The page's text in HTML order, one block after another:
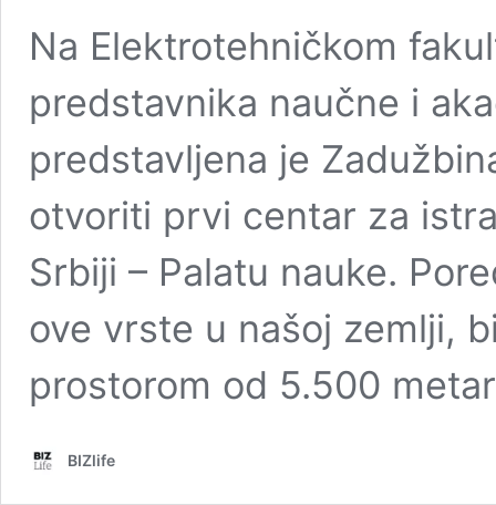
Na Elektrotehničkom
predstavnika naučne i
predstavljena je
otvoriti prvi centar za
Srbiji – Palatu nauke.
ove vrste u našoj zemlji,
prostorom od 5.500
BIZlife